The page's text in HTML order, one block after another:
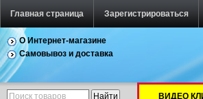
Главная страница Зарегистрироваться
О Интернет-магазине
Самовывоз и доставка
ВИДЕО